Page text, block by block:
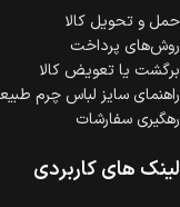
حمل‌ و تحویل کالا
روش‌های پرداخت
برگشت یا تعویض کالا
راهنمای سایز لباس چرم
رهگیری سفارشات
لینک های کاربردی